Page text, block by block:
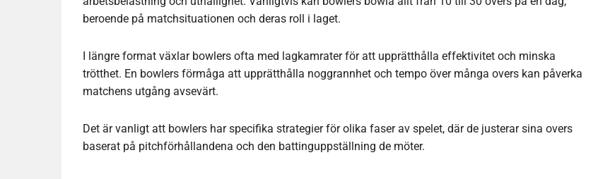
beroende på matchsituationen och deras roll i laget.
I längre format växlar bowlers ofta med lagkamrater för att upprätthålla effektivitet och minska
trötthet. En bowlers förmåga att upprätthålla noggrannhet och tempo över många overs kan påverka
matchens utgång avsevärt.
Det är vanligt att bowlers har specifika strategier för olika faser av spelet, där de justerar sina overs
baserat på pitchförhållandena och den battinguppställning de möter.